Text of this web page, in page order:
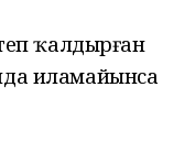
ҡалдырған
иламайынса